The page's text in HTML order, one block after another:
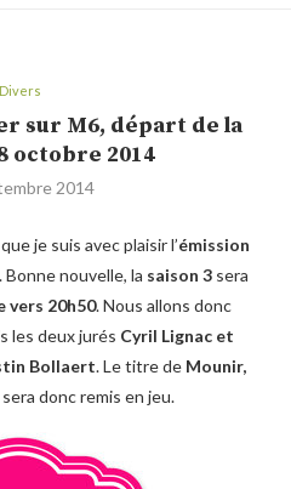
Divers
sur M6, départ de la
octobre 2014
2014
je suis avec plaisir l’émission
. Bonne nouvelle, la saison 3 sera
vers 20h50. Nous allons donc
les deux jurés Cyril Lignac et
Bollaert. Le titre de Mounir,
donc remis en jeu.